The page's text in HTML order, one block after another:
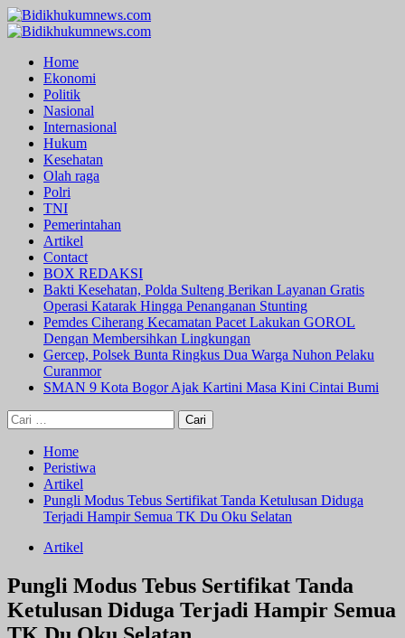
Skip
to
Primary
Home
Ekonomi
Politik
Nasional
Internasional
Hukum
Kesehatan
Olah raga
Polri
TNI
Pemerintahan
Artikel
Contact
BOX REDAKSI
Bakti Kesehatan, Polda Sulteng Berikan Layanan Gratis
Operasi Katarak Hingga Penanganan Stunting
Pemdes Ciherang Kecamatan Pacet Lakukan GOROL
Dengan Membersihkan Lingkungan
Gercep, Polsek Bunta Ringkus Dua Warga Nuhon Pelaku
Curanmor
SMAN 9 Kota Bogor Ajak Kartini Masa Kini Cintai Bumi
Cari
untuk:
Home
Peristiwa
Artikel
Pungli Modus Tebus Sertifikat Tanda Ketulusan Diduga
Terjadi Hampir Semua TK Du Oku Selatan
Artikel
Pungli Modus Tebus Sertifikat Tanda
Ketulusan Diduga Terjadi Hampir Semua